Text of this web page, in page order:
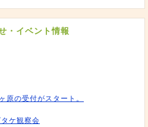
・イベント情報
原の受付がスタート。
ケ観察会